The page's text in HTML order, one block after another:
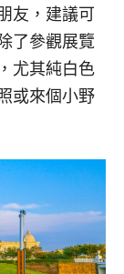
友，建議可
了參觀展覽
尤其純白色
或來個小野